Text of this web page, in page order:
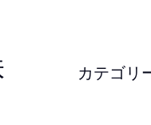
カテゴリ